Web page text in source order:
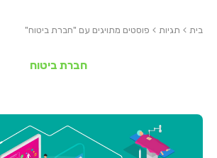
בית תגיות פוסטים מתויגים עם "חברת ביטוח"
חברת ביטוח